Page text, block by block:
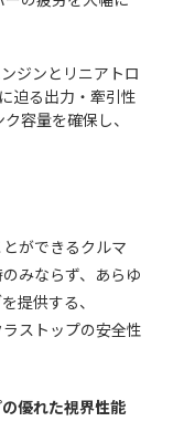
ジンとリニアトロ
迫る出力・牽引性
容量を確保し、
ができるクルマ
みならず、あらゆ
提供する、
ストップの安全性
優れた視界性能